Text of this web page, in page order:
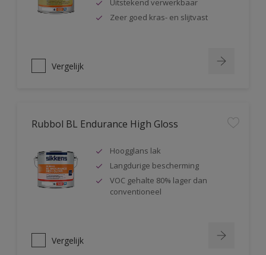
Uitstekend verwerkbaar
Zeer goed kras- en slijtvast
Vergelijk
Rubbol BL Endurance High Gloss
Hoogglans lak
Langdurige bescherming
VOC gehalte 80% lager dan
conventioneel
Vergelijk